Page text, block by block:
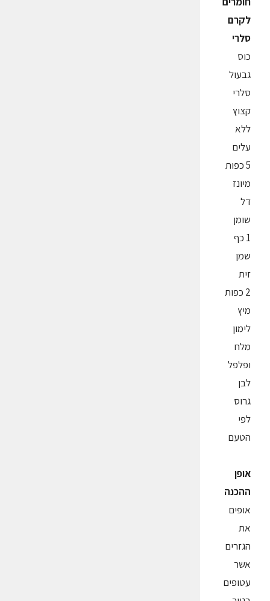
לקרם
סלרי
כוס
גבעול
סלרי
קצוץ
ללא
עלים
5 כפות
מיונז
דל
שומן
1 כף
שמן
זית
2 כפות
מיץ
לימון
מלח
ופלפל
לבן
גרוס
לפי
הטעם
אופן
ההכנה
אופים
את
הגזרים
אשר
עטופים